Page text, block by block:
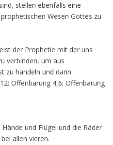
stellen ebenfalls eine
Wesen Gottes zu
der Prophetie mit der uns
verbinden, um aus
zu handeln und darin
Offenbarung 4,6; Offenbarung
und Flügel und die Räder
allen vieren.